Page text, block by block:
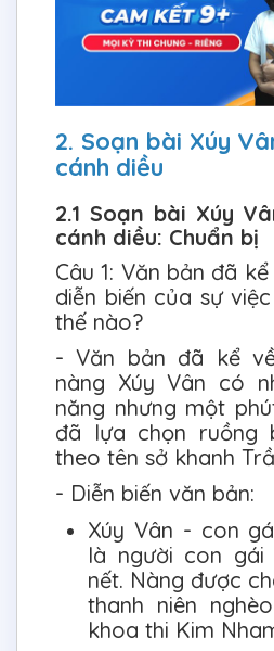
2. Soạn bài Xúy
cánh diều
2.1 Soạn bài Xúy
cánh diều: Chuẩn bị
Câu 1: Văn bản đã
diễn biến của sự
thế nào?
- Văn bản đã kể
nàng Xúy Vân có
năng nhưng một
đã lựa chọn ruồng
theo tên sở khanh
- Diễn biến văn bản:
Xúy Vân - con
là người con gái
nết. Nàng được
thanh niên
khoa thi Kim